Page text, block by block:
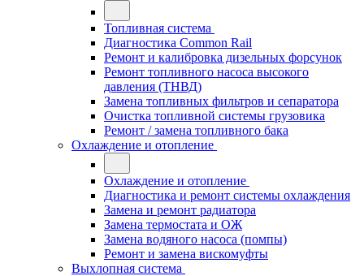
Топливная система
Диагностика Common Rail
Ремонт и калибровка дизельных форсунок
Ремонт топливного насоса высокого
давления (ТНВД)
Замена топливных фильтров и сепаратора
Очистка топливной системы грузовика
Ремонт / замена топливного бака
Охлаждение и отопление
Охлаждение и отопление
Диагностика и ремонт системы охлаждения
Замена и ремонт радиатора
Замена термостата и ОЖ
Замена водяного насоса (помпы)
Ремонт и замена вискомуфты
Выхлопная система